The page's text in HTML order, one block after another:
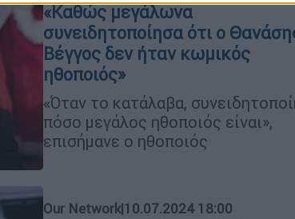
«Καθώς μεγάλωνα
συνειδητοποίησα ότι ο
Βέγγος δεν ήταν κωμικός
ηθοποιός»
«Όταν το κατάλαβα,
πόσο μεγάλος ηθοποιός είναι»,
επισήμανε ο ηθοποιός
Our Network|10.07.2024 18:00